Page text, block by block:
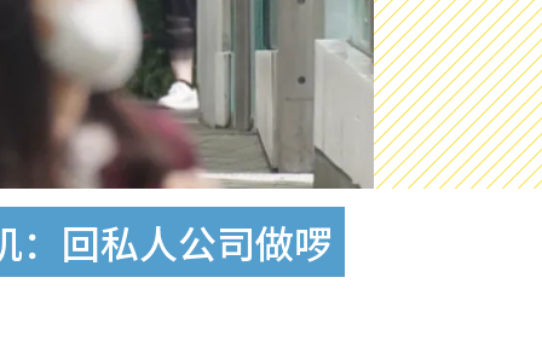
：回私人公司做啰